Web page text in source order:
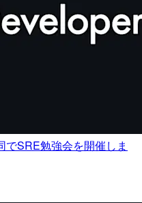
でSRE勉強会を開催しま